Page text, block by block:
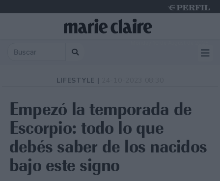
LIFESTYLE |
Empezó la temporada de
Escorpio: todo lo que
debés saber de los nacidos
bajo este signo